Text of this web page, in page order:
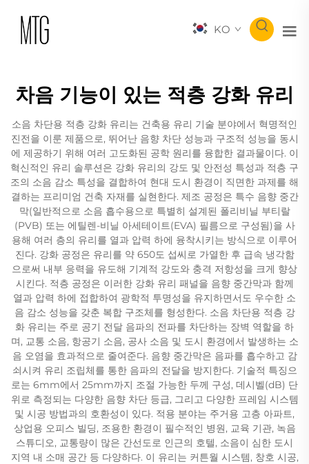
KO
차음 기능이 있는 적층 강화 유리
소음 차단용 적층 강화 유리는 건축용 유리 기술 분야에서 혁명적인
진전을 이룬 제품으로, 뛰어난 음향 차단 성능과 구조적 성능을 동시
에 제공하기 위해 여러 고도화된 공학 원리를 융합한 결과물이다. 이
혁신적인 유리 솔루션은 강화 유리의 강도 및 안전성 특성과 적층 구
조의 소음 감소 특성을 결합하여 현대 도시 환경이 직면한 과제를 해
결하는 프리미엄 건축 자재를 실현한다. 제조 공정은 특수 음향 중간
막(일반적으로 소음 흡수용으로 특별히 설계된 폴리비닐 부티랄
(PVB) 또는 에틸렌-비닐 아세테이트(EVA) 필름으로 구성됨)을 사
용해 여러 층의 유리를 열과 압력 하에 융착시키는 방식으로 이루어
진다. 강화 공정은 유리를 약 650도 섭씨로 가열한 후 급속 냉각함
으로써 내부 응력을 유도해 기계적 강도와 충격 저항성을 크게 향상
시킨다. 적층 공정은 이러한 강화 유리 패널을 음향 중간막과 함께
열과 압력 하에 접합하여 광학적 투명성을 유지하면서도 우수한 소
음 감소 성능을 갖춘 복합 구조체를 형성한다. 소음 차단용 적층 강
화 유리는 주로 공기 전달 음파의 전파를 차단하는 장벽 역할을 하
며, 교통 소음, 항공기 소음, 공사 소음 및 도시 환경에서 발생하는 소
음 오염을 효과적으로 줄여준다. 음향 중간막은 음파를 흡수하고 감
쇠시켜 유리 조립체를 통한 음파의 전달을 방지한다. 기술적 특징으
로는 6mm에서 25mm까지 조절 가능한 두께 구성, 데시벨(dB) 단
위로 측정되는 다양한 음향 차단 등급, 그리고 다양한 프레임 시스템
및 시공 방법과의 호환성이 있다. 적용 분야는 주거용 고층 아파트,
상업용 오피스 빌딩, 조용한 환경이 필수적인 병원, 교육 기관, 녹음
스튜디오, 교통량이 많은 간선도로 인근의 호텔, 소음이 심한 도시
지역 내 소매 공간 등 다양하다. 이 유리는 커튼월 시스템, 창호 시공,